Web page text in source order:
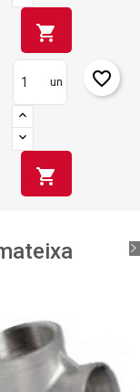
shopping_cart
un
shopping_cart
favorite_border